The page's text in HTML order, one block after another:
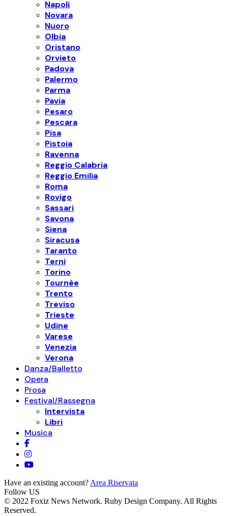
Napoli
Novara
Nuoro
Olbia
Oristano
Orvieto
Padova
Palermo
Parma
Pavia
Pesaro
Pescara
Pisa
Pistoia
Ravenna
Reggio Calabria
Reggio Emilia
Roma
Rovigo
Sassari
Savona
Siena
Siracusa
Taranto
Terni
Torino
Tournèe
Trento
Treviso
Trieste
Udine
Varese
Venezia
Verona
Danza/Balletto
Opera
Prosa
Festival/Rassegna
Intervista
Libri
Musica
Have an existing account? Area Riservata
Follow US
© 2022 Foxiz News Network. Ruby Design Company. All Rights
Reserved.